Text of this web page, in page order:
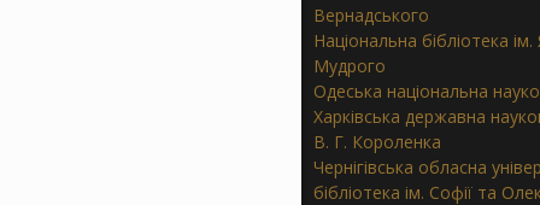
Вернадського
Національна бібліотека
Мудрого
Одеська національна
Харківська державна
В. Г. Короленка
Чернігівська обласна
бібліотека ім. Софії та